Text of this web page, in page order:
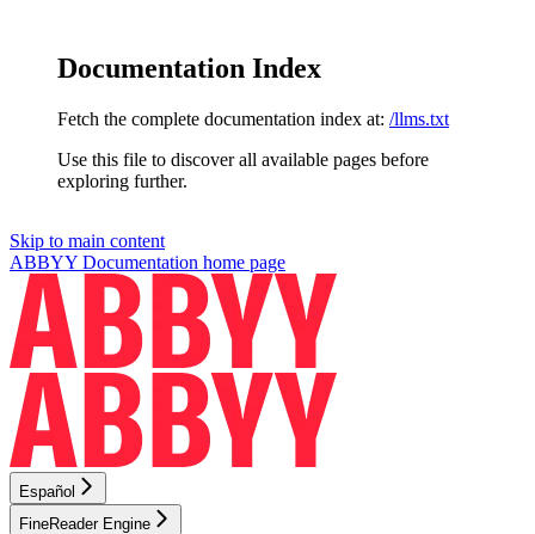
Documentation Index
Fetch the complete documentation index at: /llms.txt
Use this file to discover all available pages before
exploring further.
Skip to main content
ABBYY Documentation home page
Español
FineReader Engine